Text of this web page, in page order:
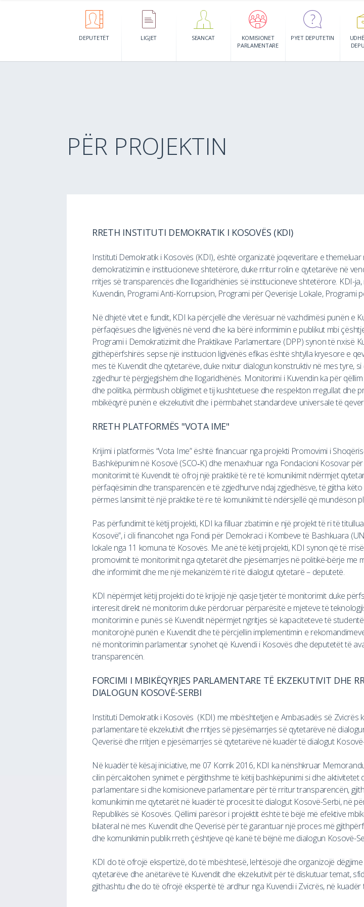
DEPUTETËT LIGJET SEANCAT
KOMISIONET
PARLAMENTARE
PYET DEPUTETIN
PËR PROJEKTIN
RRETH INSTITUTI DEMOKRATIK I KOSOVËS (KDI)
Instituti Demokratik i Kosovës (KDI), është organizatë joqeveritare e
demokratizimin e institucioneve shtetërore, duke rritur rolin e qytetarëve në
rritjes së transparencës dhe llogaridhënies së institucioneve shtetërore. KDI-
Kuvendin, Programi Anti-Korrupsion, Programi për Qeverisje Lokale, Programi
Në dhjetë vitet e fundit, KDI ka përcjellë dhe vlerësuar në vazhdimësi punën e
përfaqësues dhe ligjvënës në vend dhe ka bërë informimin e publikut mbi
Programi i Demokratizimit dhe Praktikave Parlamentare (DPP) synon të nxisë
gjithëpërfshirës sepse një institucion ligjvënës efikas është shtylla kryesore e
mes të Kuvendit dhe qytetarëve, duke nxitur dialogun konstruktiv në mes tyre,
zgjedhur të përgjegjshëm dhe llogaridhënës. Monitorimi i Kuvendin ka për
dhe politika, përmbush obligimet e tij kushtetuese dhe respekton rregullat
mbikëqyrë punën e ekzekutivit dhe i përmbahet standardeve universale të
RRETH PLATFORMËS "VOTA IME"
Krijimi i platformës “Vota Ime” është financuar nga projekti Promovimi i
Bashkëpunim në Kosovë (SCO‐K) dhe menaxhuar nga Fondacioni Kosovar
monitorimit të Kuvendit të ofroj një praktikë të re të komunikimit ndërmjet
përfaqësimin dhe transparencën e të zgjedhurve ndaj zgjedhësve, të gjitha
përmes lansimit të një praktike të re të komunikimit të ndërsjellë që mundëson
Pas përfundimit të këtij projekti, KDI ka filluar zbatimin e një projekt të ri të
Kosovë”, i cili financohet nga Fondi për Demokraci i Kombeve të Bashkuara
lokale nga 11 komuna të Kosovës. Me anë të këtij projekti, KDI synon që të
promovimit të monitorimit nga qytetarët dhe pjesëmarrjes në politikë-bërje
dhe informimit dhe me një mekanizëm të ri të dialogut qytetarë – deputetë.
KDI nëpërmjet këtij projekti do të krijojë një qasje tjetër të monitorimit duke
interesit direkt në monitorim duke përdoruar përparësitë e mjeteve të
monitorimin e punës së Kuvendit nëpërmjet ngritjes së kapaciteteve të
monitorojnë punën e Kuvendit dhe të përcjellin implementimin e
në monitorimin parlamentar synohet që Kuvendi i Kosovës dhe deputetët të
transparencën.
FORCIMI I MBIKËQYRJES PARLAMENTARE TË EKZEKUTIVIT DHE
DIALOGUN KOSOVË-SERBI
Instituti Demokratik i Kosovës (KDI) me mbështetjen e Ambasadës së Zvicrës
parlamentare të ekzekutivit dhe rritjes së pjesëmarrjes së qytetarëve në
Qeverisë dhe rritjen e pjesëmarrjes së qytetarëve në kuadër të dialogut
Në kuadër të kësaj iniciative, me 07 Korrik 2016, KDI ka nënshkruar
cilin përcaktohen synimet e përgjithshme të këtij bashkëpunimi si dhe
parlamentare si dhe komisioneve parlamentare për të rritur transparencën,
komunikimin me qytetarët në kuadër të procesit të dialogut Kosovë-Serbi, në
Republikës së Kosovës. Qëllimi parësor i projektit është të bëjë më efektive
bilateral në mes Kuvendit dhe Qeverisë për të garantuar një proces më
dhe komunikimin publik rreth çështjeve që kanë të bëjnë me dialogun Kosovë-
KDI do të ofrojë ekspertizë, do të mbështesë, lehtësojë dhe organizojë
qytetarëve dhe anëtarëve të Kuvendit dhe ekzekutivit për të diskutuar temat,
gjithashtu dhe do të ofrojë eksperitë të ardhur nga Kuvendi i Zvicrës, në